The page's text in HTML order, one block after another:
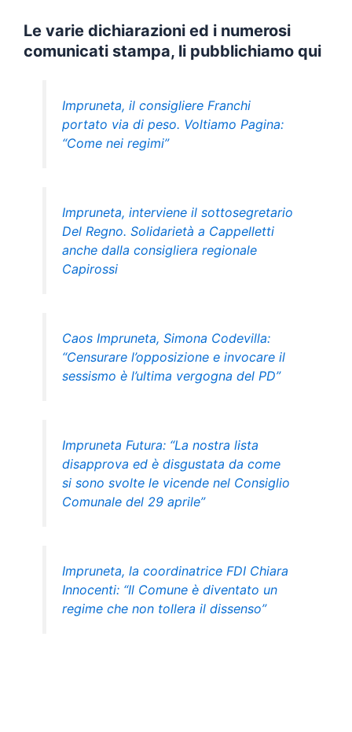
Le varie dichiarazioni ed i numerosi
comunicati stampa, li pubblichiamo qui
Impruneta, il consigliere Franchi
portato via di peso. Voltiamo Pagina:
“Come nei regimi”
Impruneta, interviene il sottosegretario
Del Regno. Solidarietà a Cappelletti
anche dalla consigliera regionale
Capirossi
Caos Impruneta, Simona Codevilla:
“Censurare l’opposizione e invocare il
sessismo è l’ultima vergogna del PD”
Impruneta Futura: “La nostra lista
disapprova ed è disgustata da come
si sono svolte le vicende nel Consiglio
Comunale del 29 aprile”
Impruneta, la coordinatrice FDI Chiara
Innocenti: “Il Comune è diventato un
regime che non tollera il dissenso”